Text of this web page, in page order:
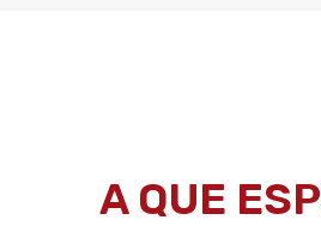
A QUE